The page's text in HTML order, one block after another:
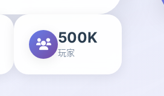
500K
玩家